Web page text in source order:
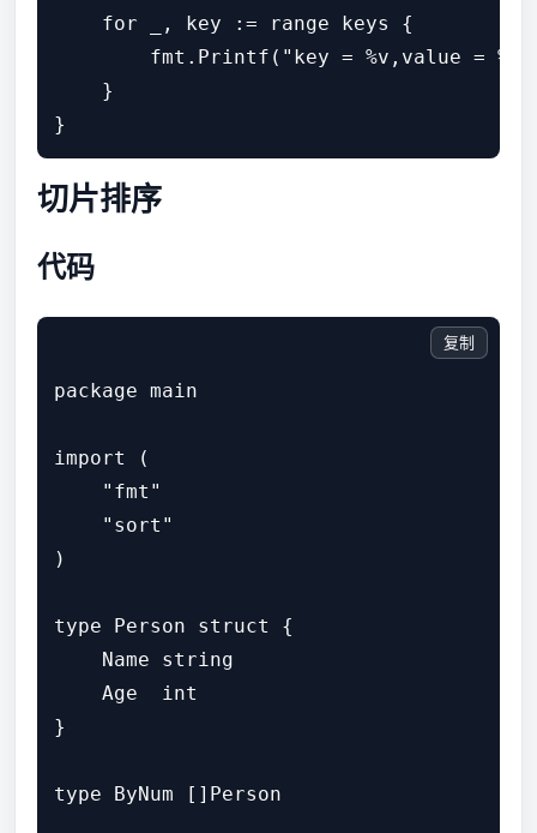
    for _, key := range keys {
fmt.Printf("key = %v,value =
    }
切片排序
代码
package main
import (
    "fmt"
    "sort"
)
type Person struct {
    Name string
    Age  int
}
type ByNum []Person
复制